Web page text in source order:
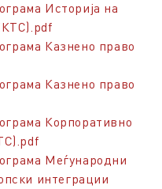
Историја на
Казнено право
Казнено право
Корпоративно
Меѓународни
интеграции